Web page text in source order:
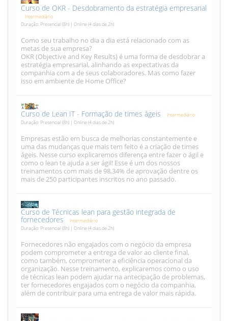
Curso de OKR - Desdobramento da estratégia empresarial
Intermediário
Duração: Presencial (8h) | Online (4 dias de 2h)
Como seu trabalho no dia a dia está relacionado com as
metas de sua empresa?
OKR (Objective and Key Results) é uma forma de desdobrar a
estratégia empresarial, alinhando as expectativas da
companhia com a de seus colaboradores. Mas como fazer
isso em ambiente de Home Office?
Curso de Lean IT - Formação de times ágeis
Intermediário
Duração: Presencial (8h) | Online (4 dias de 2h)
Empresas estão em busca de melhorias constantemente e
uma das mudanças que mais tem feito é a criação de times
ágeis. Nesse curso explicaremos diferença entre fazer o ágil e
como o lean te ajuda a ser ágil! Esse é um dos nossos
treinamentos com mais de 98,34% de aprovação dentre os
mais de 250 participantes inscritos no ano passado.
Curso de Técnicas lean para gestão integrada de
fornecedores
Intermediário
Duração: Presencial (8h) | Online (4 dias de 2h)
Fornecedores não engajados com o negócio da empresa
podem comprometer a entrega de valor ao cliente final,
como também, comprometer a eficiência operacional da
organização. Nesse treinamento, explicaremos como o uso
de técnicas lean podem ajudar na antecipação de problemas,
ter fornecedores engajados com o negócio da companhia,
além de contribuir para uma entrega de valor mais rápida.